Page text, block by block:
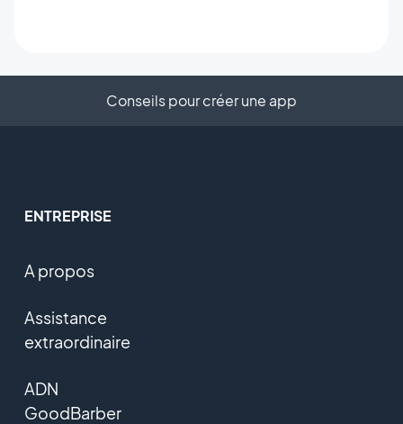
Conseils pour créer une app
ENTREPRISE
A propos
Assistance
extraordinaire
ADN
GoodBarber